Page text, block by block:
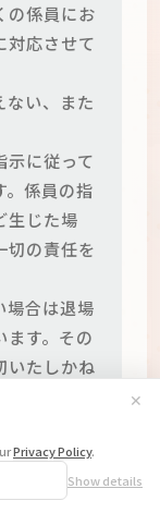
Privacy Policy.
Show details
✕
の係員にお
対応させて
ない、また
示に従って
。係員の指
生じた場
切の責任を
場合は退場
ます。その
いたしかね
につなが
しくは中
承くださ